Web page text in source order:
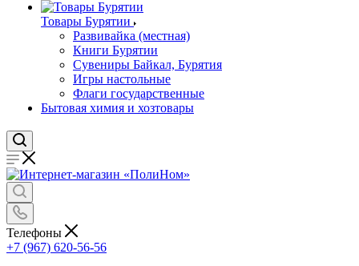
Товары Бурятии
Развивайка (местная)
Книги Бурятии
Сувениры Байкал, Бурятия
Игры настольные
Флаги государственные
Бытовая химия и хозтовары
Телефоны
+7 (967) 620-56-56